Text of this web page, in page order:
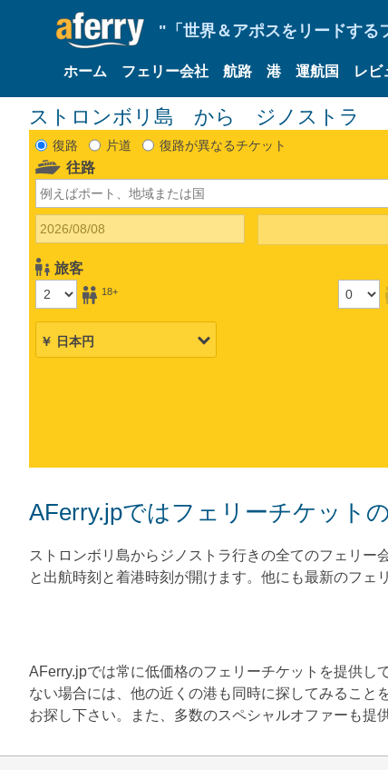
"「世界＆アポスをリードする
ホーム フェリー会社 航路 港 運航国 レビ
ストロンボリ島 から ジノストラ
復路 片道 復路が異なるチケット
往路
旅客
18+
AFerry.jpではフェリーチケット
ストロンボリ島からジノストラ行きの全てのフェリ
と出航時刻と着港時刻が開けます。他にも最新のフェ
AFerry.jpでは常に低価格のフェリーチケットを提供し
ない場合には、他の近くの港も同時に探してみること
お探し下さい。また、多数のスペシャルオファーも提